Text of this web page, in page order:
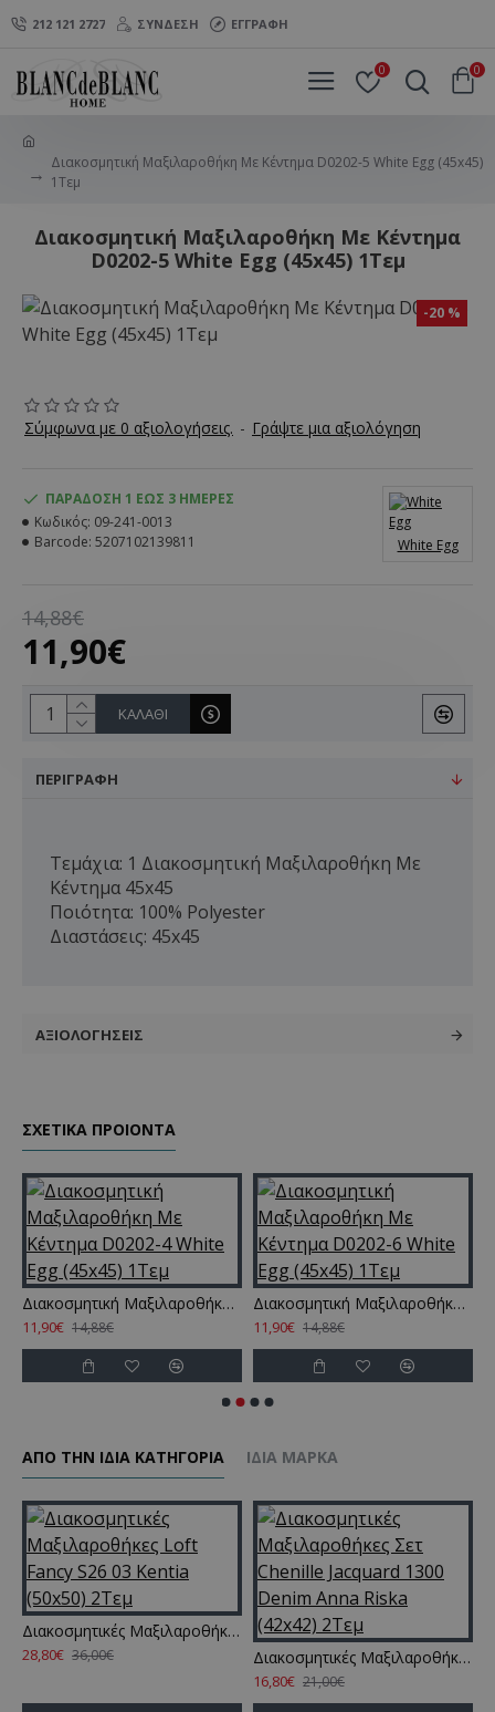
212 121 2727 ΣΎΝΔΕΣΗ ΕΓΓΡΑΦΉ
0 0
Διακοσμητική Μαξιλαροθήκη Με Κέντημα D0202-5 White Egg (45x45)
1Τεμ
Διακοσμητική Μαξιλαροθήκη Με Κέντημα
D0202-5 White Egg (45x45) 1Τεμ
-20 %
Σύμφωνα με 0 αξιολογήσεις. - Γράψτε μια αξιολόγηση
11,90€
14,88€
ΠΑΡΆΔΟΣΗ 1 ΈΩΣ 3 ΗΜΈΡΕΣ
Κωδικός: 09-241-0013
Barcode: 5207102139811 White Egg
ΚΑΛΆΘΙ
ΠΕΡΙΓΡΑΦΉ
Τεμάχια: 1 Διακοσμητική Μαξιλαροθήκη Με
Κέντημα 45x45
Ποιότητα: 100% Polyester
Διαστάσεις: 45x45
ΑΞΙΟΛΟΓΉΣΕΙΣ
ΣΧΕΤΙΚΑ ΠΡΟΙΟΝΤΑ
Διακοσμητική Μαξιλαροθήκη Με Κέντημα D0202-4 White Egg (45x45) 1Τεμ
11,90€ 14,88€
Διακοσμητική Μαξιλαροθήκη Με Κέντημα D0202-6 White Egg (45x45) 1Τεμ
11,90€ 14,88€
ΑΠΌ ΤΗΝ ΊΔΙΑ ΚΑΤΗΓΌΡΙΑ ΊΔΙΑ ΜΆΡΚΑ
Διακοσμητικές Μαξιλαροθήκες Loft Fancy S26 03 Kentia (50x50) 2Τεμ
28,80€ 36,00€ Διακοσμητικές Μαξιλαροθήκες Σετ Chenille Jacquard 1300 Denim Anna Riska (42x42) 2Τεμ
16,80€ 21,00€